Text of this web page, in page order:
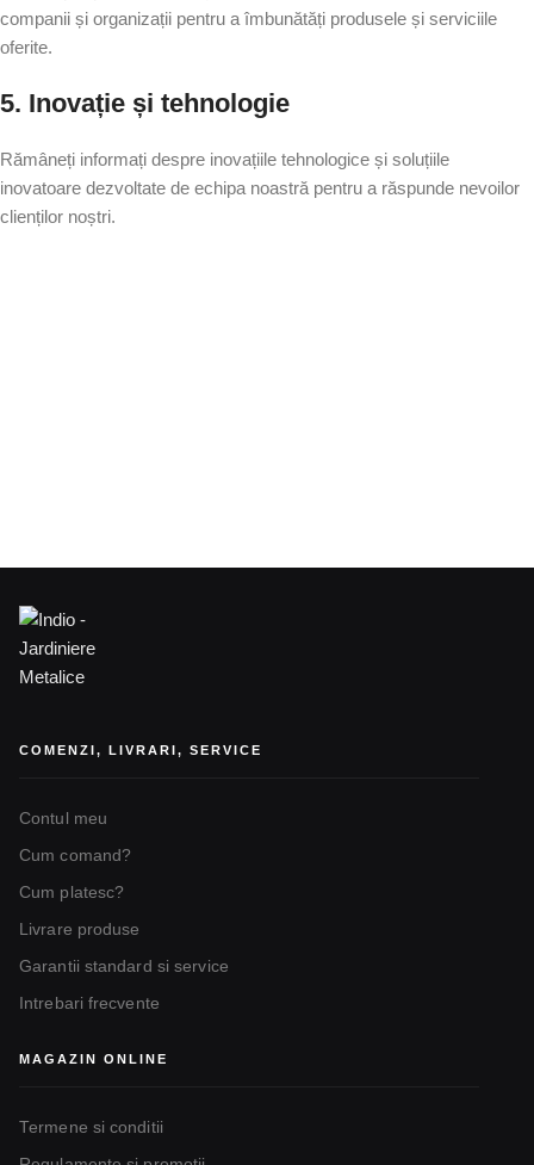
companii și organizații pentru a îmbunătăți produsele și serviciile
oferite.
5. Inovație și tehnologie
Rămâneți informați despre inovațiile tehnologice și soluțiile
inovatoare dezvoltate de echipa noastră pentru a răspunde nevoilor
clienților noștri.
COMENZI, LIVRARI, SERVICE
Contul meu
Cum comand?
Cum platesc?
Livrare produse
Garantii standard si service
Intrebari frecvente
MAGAZIN ONLINE
Termene si conditii